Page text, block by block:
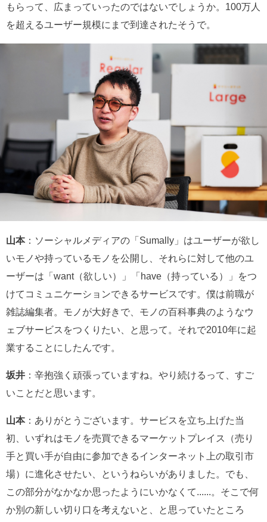
もらって、広まっていったのではないでしょうか。100万人
を超えるユーザー規模にまで到達されたそうで。
山本：ソーシャルメディアの「Sumally」はユーザーが欲し
いモノや持っているモノを公開し、それらに対して他のユ
ーザーは「want（欲しい）」「have（持っている）」をつ
けてコミュニケーションできるサービスです。僕は前職が
雑誌編集者。モノが大好きで、モノの百科事典のようなウ
ェブサービスをつくりたい、と思って。それで2010年に起
業することにしたんです。
坂井 ：辛抱強く頑張っていますね。やり続けるって、すご
いことだと思います。
山本：ありがとうございます。サービスを立ち上げた当
初、いずれはモノを売買できるマーケットプレイス（売り
手と買い手が自由に参加できるインターネット上の取引市
場）に進化させたい、というねらいがありました。でも、
この部分がなかなか思ったようにいかなくて......。そこで何
か別の新しい切り口を考えないと、と思っていたところ